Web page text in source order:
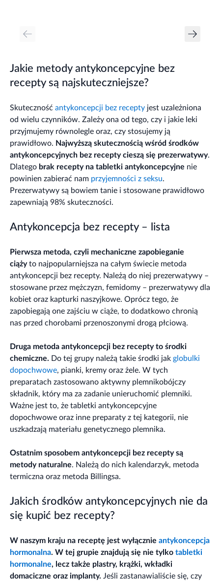
Jakie metody antykoncepcyjne bez
recepty są najskuteczniejsze?
Skuteczność antykoncepcji bez recepty jest uzależniona
od wielu czynników. Zależy ona od tego, czy i jakie leki
przyjmujemy równolegle oraz, czy stosujemy ją
prawidłowo. Najwyższą skutecznością wśród środków
antykoncepcyjnych bez recepty cieszą się prezerwatywy.
Dlatego brak recepty na tabletki antykoncepcyjne nie
powinien zabierać nam przyjemności z seksu.
Prezerwatywy są bowiem tanie i stosowane prawidłowo
zapewniają 98% skuteczności.
Antykoncepcja bez recepty – lista
Pierwsza metoda, czyli mechaniczne zapobieganie
ciążyto najpopularniejsza na całym świecie metoda
antykoncepcji bez recepty. Należą do niej prezerwatywy –
stosowane przez mężczyzn, femidomy – prezerwatywy dla
kobiet oraz kapturki naszyjkowe. Oprócz tego, że
zapobiegają one zajściu w ciąże, to dodatkowo chronią
nas przed chorobami przenoszonymi drogą płciową.
Druga metoda antykoncepcji bez recepty to środki
chemiczne. Do tej grupy należą takie środki jak globulki
dopochwowe, pianki, kremy oraz żele. W tych
preparatach zastosowano aktywny plemnikobójczy
składnik, który ma za zadanie unieruchomić plemniki.
Ważne jest to, że tabletki antykoncepcyjne
dopochwowe oraz inne preparaty z tej kategorii, nie
uszkadzają materiału genetycznego plemnika.
Ostatnim sposobem antykoncepcji bez recepty są
metody naturalne. Należą do nich kalendarzyk, metoda
termiczna oraz metoda Billingsa.
Jakich środków antykoncepcyjnych nie da
się kupić bez recepty?
W naszym kraju na receptę jest wyłącznie antykoncepcja
hormonalna. W tej grupie znajdują się nie tylko tabletki
hormonalne, lecz także plastry, krążki, wkładki
domaciczne oraz implanty. Jeśli zastanawialiście się, czy